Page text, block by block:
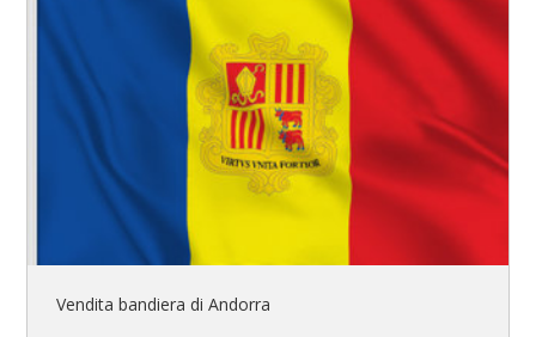
Vendita bandiera di Andorra